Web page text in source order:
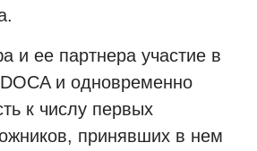
и ее партнера участие в
и одновременно
к числу первых
принявших в нем